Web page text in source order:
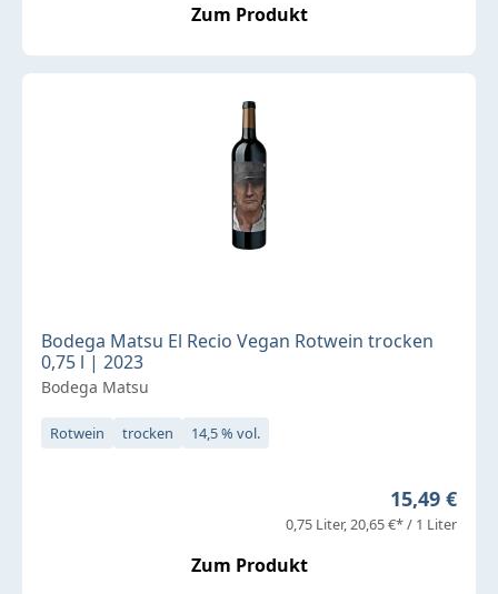
Zum Produkt
Bodega Matsu El Recio Vegan Rotwein trocken
0,75 l | 2023
Bodega Matsu
Rotwein trocken 14,5 % vol.
Regulärer
15,49 €
0,75 Liter 20,65 €* / 1 Liter
Zum Produkt